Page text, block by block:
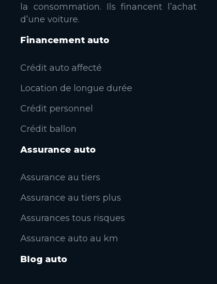
la consommation. Ils financent l’achat
d’une voiture.
Financement auto
Crédit auto affecté
Location de longue durée
Crédit personnel
Crédit ballon
Assurance auto
Assurance au tiers
Assurance au tiers plus
Assurances tous risques
Assurance auto au km
Blog auto